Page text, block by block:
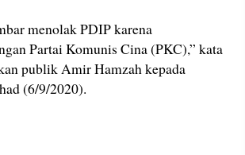
menolak PDIP karena
Partai Komunis Cina (PKC),” kata
publik Amir Hamzah kepada
(6/9/2020).